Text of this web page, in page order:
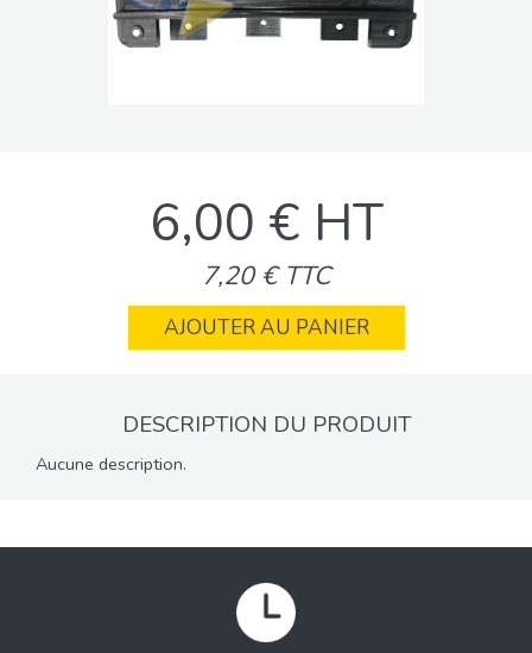
6,00 € HT
7,20 € TTC
AJOUTER AU PANIER
DESCRIPTION DU PRODUIT
Aucune description.